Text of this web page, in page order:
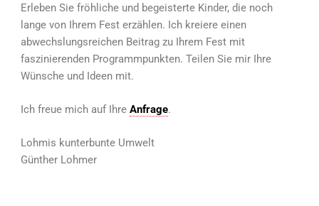
Erleben Sie fröhliche und begeisterte Kinder, die noch
lange von Ihrem Fest erzählen. Ich kreiere einen
abwechslungsreichen Beitrag zu Ihrem Fest mit
faszinierenden Programmpunkten. Teilen Sie mir Ihre
Wünsche und Ideen mit.
Ich freue mich auf IhreAnfrage.
Lohmis kunterbunte Umwelt
Günther Lohmer